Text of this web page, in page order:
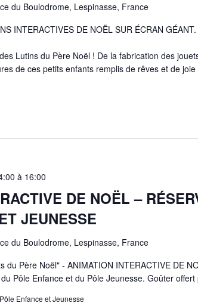
du Boulodrome, Lespinasse, France
INTERACTIVES DE NOËL SUR ÉCRAN
Lutins du Père Noël ! De la fabrication des
de ces petits enfants remplis de rêves et de
DE NOËL –
JEUNESSE
à 16:00
du Boulodrome, Lespinasse, France
du Père Noël" - ANIMATION INTERACTIVE DE
Pôle Enfance et du Pôle Jeunesse. Goûter offert
Enfance et Jeunesse